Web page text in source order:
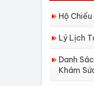
Hộ Chiếu
Lý Lịch
Danh
Khám